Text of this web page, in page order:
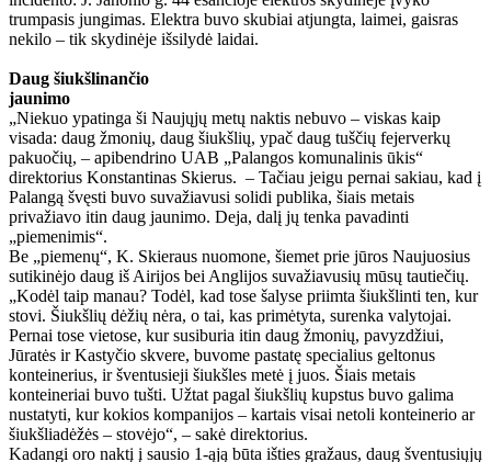
trumpasis jungimas. Elektra buvo skubiai atjungta, laimei, gaisras
nekilo – tik skydinėje išsilydė laidai.
Daug šiukšlinančio
jaunimo
„Niekuo ypatinga ši Naujųjų metų naktis nebuvo – viskas kaip
visada: daug žmonių, daug šiukšlių, ypač daug tuščių fejerverkų
pakuočių, – apibendrino UAB „Palangos komunalinis ūkis“
direktorius Konstantinas Skierus. – Tačiau jeigu pernai sakiau, kad į
Palangą švęsti buvo suvažiavusi solidi publika, šiais metais
privažiavo itin daug jaunimo. Deja, dalį jų tenka pavadinti
„piemenimis“.
Be „piemenų“, K. Skieraus nuomone, šiemet prie jūros Naujuosius
sutikinėjo daug iš Airijos bei Anglijos suvažiavusių mūsų tautiečių.
„Kodėl taip manau? Todėl, kad tose šalyse priimta šiukšlinti ten, kur
stovi. Šiukšlių dėžių nėra, o tai, kas primėtyta, surenka valytojai.
Pernai tose vietose, kur susiburia itin daug žmonių, pavyzdžiui,
Jūratės ir Kastyčio skvere, buvome pastatę specialius geltonus
konteinerius, ir šventusieji šiukšles metė į juos. Šiais metais
konteineriai buvo tušti. Užtat pagal šiukšlių kupstus buvo galima
nustatyti, kur kokios kompanijos – kartais visai netoli konteinerio ar
šiukšliadėžės – stovėjo“, – sakė direktorius.
Kadangi oro naktį į sausio 1-ąją būta išties gražaus, daug šventusiųjų